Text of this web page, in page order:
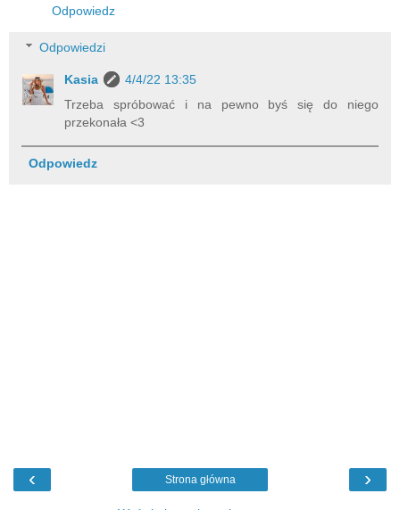
Odpowiedz
Odpowiedzi
Kasia
4/4/22 13:35
Trzeba spróbować i na pewno byś się do niego
przekonała <3
Odpowiedz
‹ ›
Strona główna